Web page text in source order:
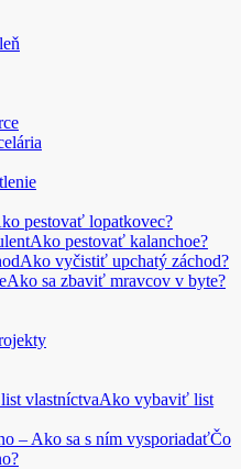
pestovať lopatkovec?
Ako pestovať kalanchoe?
Ako vyčistiť upchatý záchod?
Ako sa zbaviť mravcov v byte?
Ako vybaviť list
Čo